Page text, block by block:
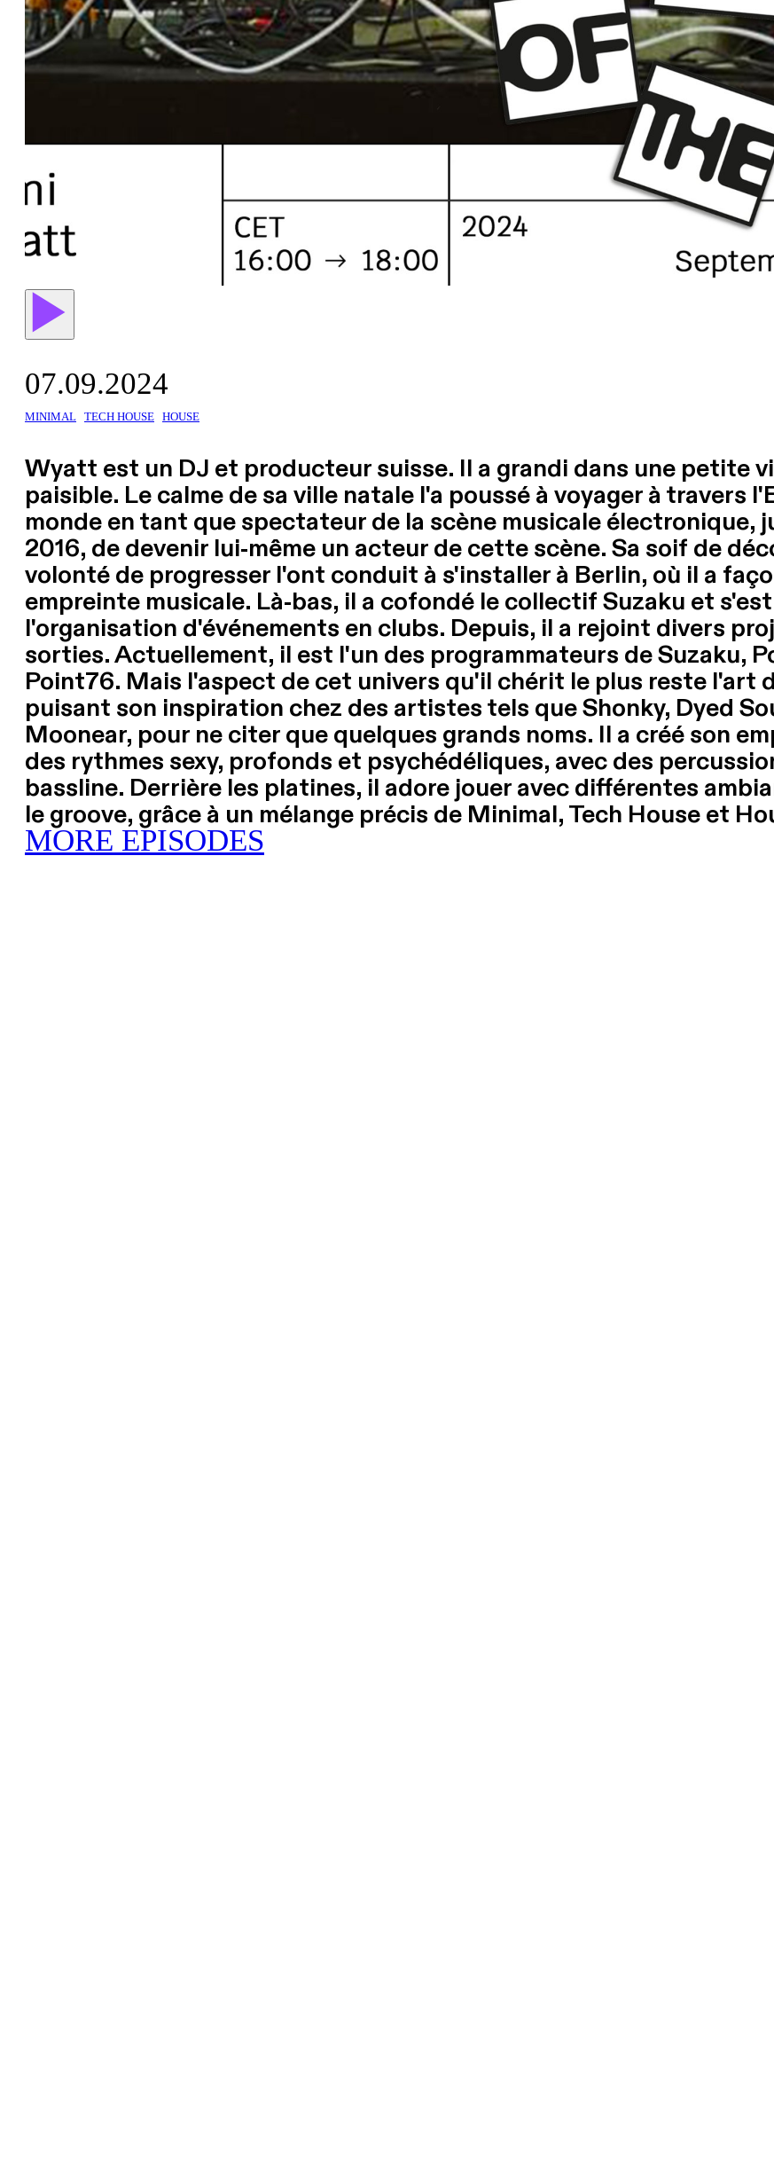
07.09.2024
MINIMAL TECH HOUSE HOUSE
Wyatt est un DJ et producteur suisse. Il a grandi dans une petite
paisible. Le calme de sa ville natale l'a poussé à voyager à travers
monde en tant que spectateur de la scène musicale électronique,
2016, de devenir lui-même un acteur de cette scène. Sa soif de
volonté de progresser l'ont conduit à s'installer à Berlin, où il a
empreinte musicale. Là-bas, il a cofondé le collectif Suzaku et
l'organisation d'événements en clubs. Depuis, il a rejoint divers
sorties. Actuellement, il est l'un des programmateurs de Suzaku,
Point76. Mais l'aspect de cet univers qu'il chérit le plus reste l'art
puisant son inspiration chez des artistes tels que Shonky, Dyed
Moonear, pour ne citer que quelques grands noms. Il a créé son
des rythmes sexy, profonds et psychédéliques, avec des
bassline. Derrière les platines, il adore jouer avec différentes
le groove, grâce à un mélange précis de Minimal, Tech House et
MORE EPISODES